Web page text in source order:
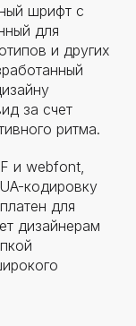
шрифт с
для
и других
за счет
ритма.
и webfont,
кодировку
для
дизайнерам